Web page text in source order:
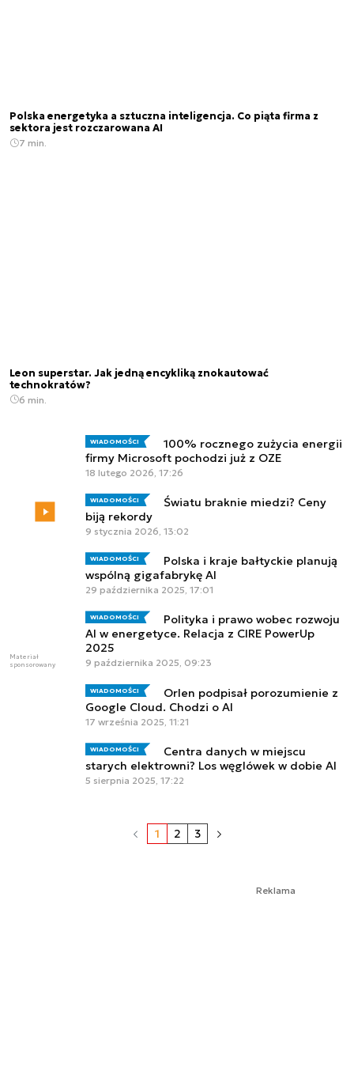
Polska energetyka a sztuczna inteligencja. Co piąta firma z
sektora jest rozczarowana AI
7 min.
Leon superstar. Jak jedną encykliką znokautować
technokratów?
6 min.
WIADOMOŚCI
100% rocznego zużycia energii
firmy Microsoft pochodzi już z OZE
18 lutego 2026, 17:26
WIADOMOŚCI
Światu braknie miedzi? Ceny
biją rekordy
9 stycznia 2026, 13:02
WIADOMOŚCI
Polska i kraje bałtyckie planują
wspólną gigafabrykę AI
29 października 2025, 17:01
Materiał
sponsorowany
WIADOMOŚCI
Polityka i prawo wobec rozwoju
AI w energetyce. Relacja z CIRE PowerUp
2025
9 października 2025, 09:23
WIADOMOŚCI
Orlen podpisał porozumienie z
Google Cloud. Chodzi o AI
17 września 2025, 11:21
WIADOMOŚCI
Centra danych w miejscu
starych elektrowni? Los węglówek w dobie AI
5 sierpnia 2025, 17:22
1 2 3
Reklama